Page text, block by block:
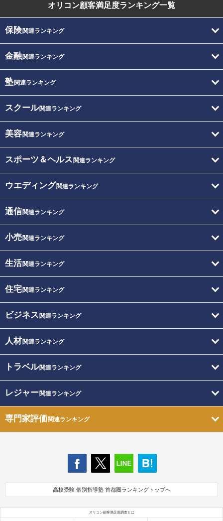
オリコン顧客満足度ランキング一覧
保険関連ランキング
金融関連ランキング
塾関連ランキング
スクール関連ランキング
美容関連ランキング
スポーツ＆ヘルス 関連ランキング
ウエディング関連ランキング
通信関連ランキング
小売関連ランキング
生活関連ランキング
住宅関連ランキング
ビジネス 関連ランキング
人材関連ランキング
トラベル関連ランキング
レジャー関連ランキング
専門家評価関連ランキング
高校受験 個別指導塾 首都圏ランキングトップへ
オリコン顧客満足度調査とは